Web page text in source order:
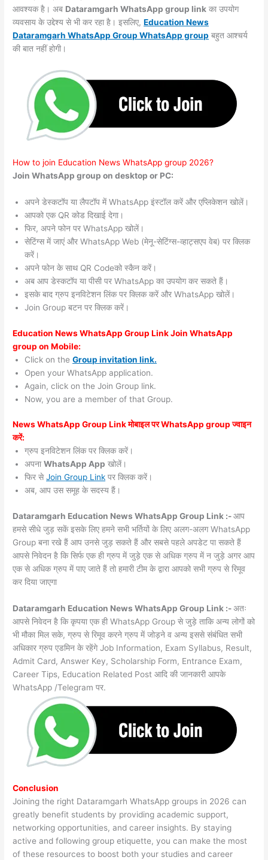
आवश्यक है। अब Dataramgarh WhatsApp group link का उपयोग
व्यवसाय के उद्देश्य से भी कर रहा है। इसलिए,Education News
Dataramgarh WhatsApp Group WhatsApp group बहुत आश्चर्य
की बात नहीं होगी।
How to join Education News WhatsApp group 2026?
Join WhatsApp group on desktop or PC:
अपने डेस्कटॉप या लैपटॉप में WhatsApp इंस्टॉल करें और एप्लिकेशन खोलें।
आपको एक QR कोड दिखाई देगा।
फिर, अपने फोन पर WhatsApp खोलें।
सेटिंग्स में जाएं और WhatsApp Web (मेनू-सेटिंग्स-व्हाट्सएप वेब) पर क्लिक
करें।
अपने फोन के साथ QR Codeको स्कैन करें।
अब आप डेस्कटॉप या पीसी पर WhatsApp का उपयोग कर सकते हैं।
इसके बाद ग्रुप इनविटेशन लिंक पर क्लिक करें और WhatsApp खोलें।
Join Group बटन पर क्लिक करें।
Education News WhatsApp Group Link Join WhatsApp
group on Mobile:
Click on theGroup invitation link.
Open your WhatsApp application.
Again, click on the Join Group link.
Now, you are a member of that Group.
News WhatsApp Group Link मोबाइल पर WhatsApp group ज्वाइन
करें:
ग्रुप इनविटेशन लिंक पर क्लिक करें।
अपनाWhatsApp App खोलें।
फिर सेJoin Group Link पर क्लिक करें।
अब, आप उस समूह के सदस्य हैं।
Dataramgarh Education News WhatsApp Group Link :-आप
हमसे सीधे जुड़ सकें इसके लिए हमने सभी भर्तियों के लिए अलग-अलग WhatsApp
Group बना रखे हैं आप उनसे जुड़ सकते हैं और सबसे पहले अपडेट पा सकते हैं
आपसे निवेदन है कि सिर्फ एक ही ग्रुप में जुड़े एक से अधिक ग्रुप में न जुड़े अगर आप
एक से अधिक ग्रुप में पाए जाते हैं तो हमारी टीम के द्वारा आपको सभी ग्रुप से रिमूव
कर दिया जाएगा
Dataramgarh Education News WhatsApp Group Link :-अतः
आपसे निवेदन है कि कृपया एक ही WhatsApp Group से जुड़े ताकि अन्य लोगों को
भी मौका मिल सके, ग्रुप से रिमूव करने ग्रुप में जोड़ने व अन्य इससे संबंधित सभी
अधिकार ग्रुप एडमिन के रहेंगे Job Information, Exam Syllabus, Result,
Admit Card, Answer Key, Scholarship Form, Entrance Exam,
Career Tips, Education Related Post आदि की जानकारी आपके
WhatsApp /Telegram पर.
Conclusion
Joining the right Dataramgarh WhatsApp groups in 2026 can
greatly benefit students by providing academic support,
networking opportunities, and career insights. By staying
active and following group etiquette, you can make the most
of these resources to boost both your studies and career